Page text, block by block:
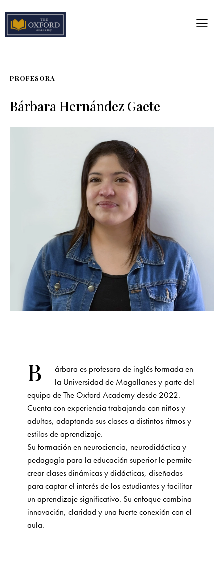
PROFESORA
Bárbara Hernández Gaete
B
árbara es profesora de inglés formada en
la Universidad de Magallanes y parte del
equipo de The Oxford Academy desde 2022.
Cuenta con experiencia trabajando con niños y
adultos, adaptando sus clases a distintos ritmos y
estilos de aprendizaje.
Su formación en neurociencia, neurodidáctica y
pedagogía para la educación superior le permite
crear clases dinámicas y didácticas, diseñadas
para captar el interés de los estudiantes y facilitar
un aprendizaje significativo. Su enfoque combina
innovación, claridad y una fuerte conexión con el
aula.